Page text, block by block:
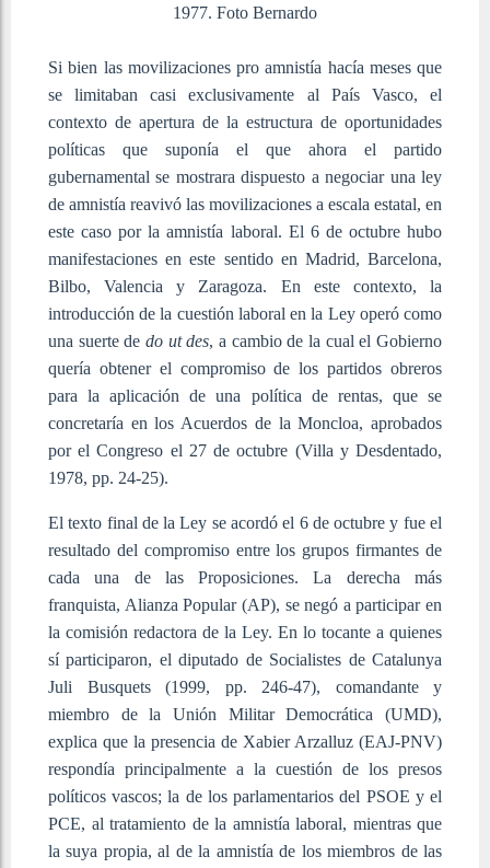
1977. Foto Bernardo
Si bien las movilizaciones pro amnistía hacía meses que
se limitaban casi exclusivamente al País Vasco, el
contexto de apertura de la estructura de oportunidades
políticas que suponía el que ahora el partido
gubernamental se mostrara dispuesto a negociar una ley
de amnistía reavivó las movilizaciones a escala estatal, en
este caso por la amnistía laboral. El 6 de octubre hubo
manifestaciones en este sentido en Madrid, Barcelona,
Bilbo, Valencia y Zaragoza. En este contexto, la
introducción de la cuestión laboral en la Ley operó como
una suerte de do ut des, a cambio de la cual el Gobierno
quería obtener el compromiso de los partidos obreros
para la aplicación de una política de rentas, que se
concretaría en los Acuerdos de la Moncloa, aprobados
por el Congreso el 27 de octubre (Villa y Desdentado,
1978, pp. 24-25).
El texto final de la Ley se acordó el 6 de octubre y fue el
resultado del compromiso entre los grupos firmantes de
cada una de las Proposiciones. La derecha más
franquista, Alianza Popular (AP), se negó a participar en
la comisión redactora de la Ley. En lo tocante a quienes
sí participaron, el diputado de Socialistes de Catalunya
Juli Busquets (1999, pp. 246-47), comandante y
miembro de la Unión Militar Democrática (UMD),
explica que la presencia de Xabier Arzalluz (EAJ-PNV)
respondía principalmente a la cuestión de los presos
políticos vascos; la de los parlamentarios del PSOE y el
PCE, al tratamiento de la amnistía laboral, mientras que
la suya propia, al de la amnistía de los miembros de las